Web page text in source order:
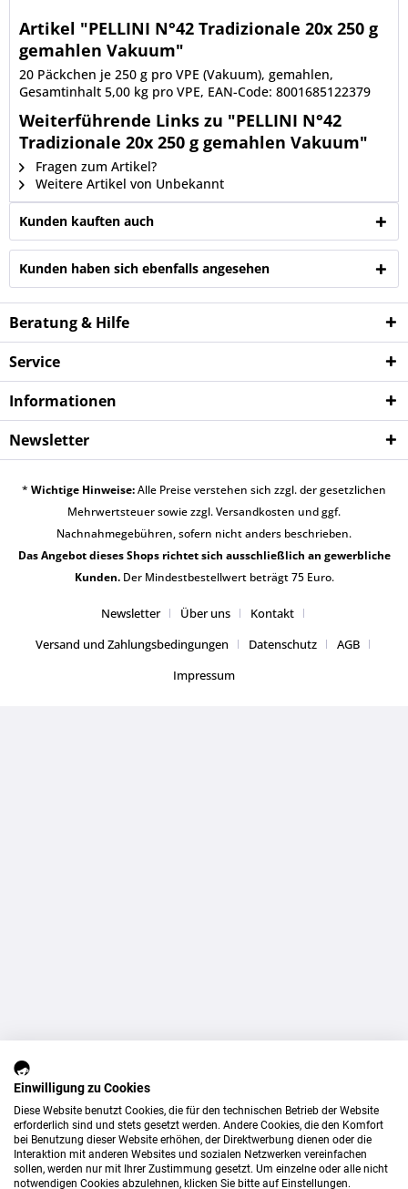
Artikel "PELLINI N°42 Tradizionale 20x 250 g
gemahlen Vakuum"
20 Päckchen je 250 g pro VPE (Vakuum), gemahlen,
Gesamtinhalt 5,00 kg pro VPE, EAN-Code: 8001685122379
Weiterführende Links zu "PELLINI N°42
Tradizionale 20x 250 g gemahlen Vakuum"
Fragen zum Artikel?
Weitere Artikel von Unbekannt
Kunden kauften auch
Kunden haben sich ebenfalls angesehen
Beratung & Hilfe
Service
Informationen
Newsletter
* Wichtige Hinweise:Alle Preise verstehen sich zzgl. der gesetzlichen
Mehrwertsteuer sowie zzgl.Versandkosten und ggf.
Nachnahmegebühren, sofern nicht anders beschrieben.
Das Angebot dieses Shops richtet sich ausschließlich an gewerbliche
Kunden.Der Mindestbestellwert beträgt 75 Euro.
Newsletter Über uns
Kontakt
Versand und Zahlungsbedingungen
Datenschutz
AGB
Impressum
Einwilligung zu Cookies
Diese Website benutzt Cookies, die für den technischen Betrieb der Website
erforderlich sind und stets gesetzt werden. Andere Cookies, die den Komfort
bei Benutzung dieser Website erhöhen, der Direktwerbung dienen oder die
Interaktion mit anderen Websites und sozialen Netzwerken vereinfachen
sollen, werden nur mit Ihrer Zustimmung gesetzt. Um einzelne oder alle nicht
notwendigen Cookies abzulehnen, klicken Sie bitte auf Einstellungen.